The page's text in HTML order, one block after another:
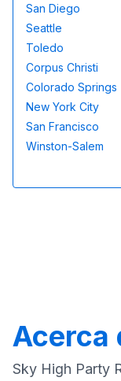
San Diego
Seattle
Toledo
Corpus Christi
Colorado Springs
New York City
San Francisco
Winston-Salem
Acerca
Sky High Party